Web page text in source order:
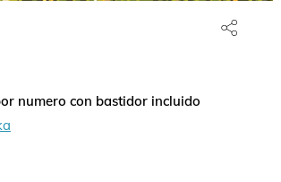
numero con bastidor incluido